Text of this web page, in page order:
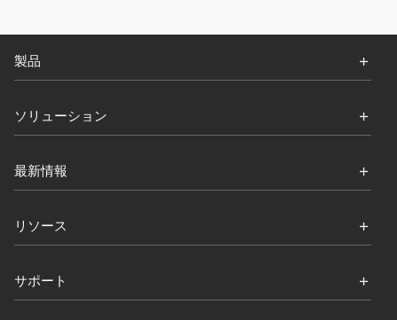
製品
ソリューション
最新情報
リソース
サポート